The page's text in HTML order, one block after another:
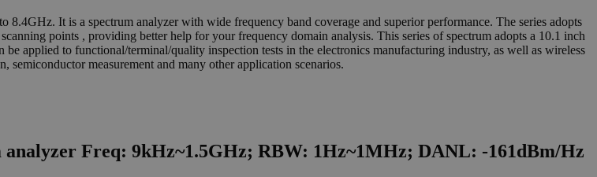
It is a spectrum analyzer with wide frequency band coverage and superior performance. The series adopts
points , providing better help for your frequency domain analysis. This series of spectrum adopts a 10.1 inch
applied to functional/terminal/quality inspection tests in the electronics manufacturing industry, as well as wireless
measurement and many other application scenarios.
analyzer Freq: 9kHz~1.5GHz; RBW: 1Hz~1MHz; DANL: -161dBm/Hz